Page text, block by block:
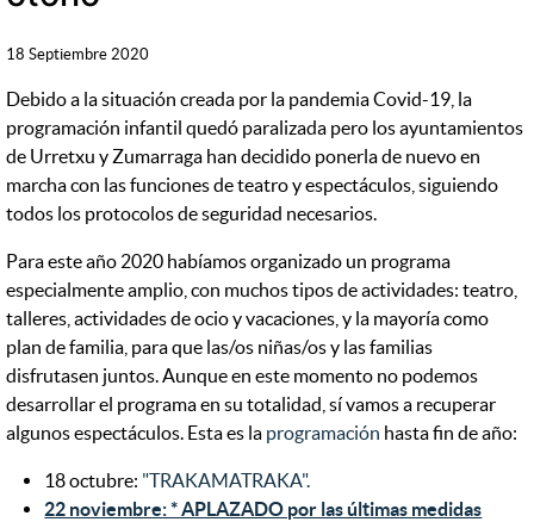
18 Septiembre 2020
Debido a la situación creada por la pandemia Covid-19, la
programación infantil quedó paralizada pero los ayuntamientos
de Urretxu y Zumarraga han decidido ponerla de nuevo en
marcha con las funciones de teatro y espectáculos, siguiendo
todos los protocolos de seguridad necesarios.
Para este año 2020 habíamos organizado un programa
especialmente amplio, con muchos tipos de actividades: teatro,
talleres, actividades de ocio y vacaciones, y la mayoría como
plan de familia, para que las/os niñas/os y las familias
disfrutasen juntos. Aunque en este momento no podemos
desarrollar el programa en su totalidad, sí vamos a recuperar
algunos espectáculos. Esta es la programación hasta fin de año:
18 octubre: "TRAKAMATRAKA".
22 noviembre: * APLAZADO por las últimas medidas